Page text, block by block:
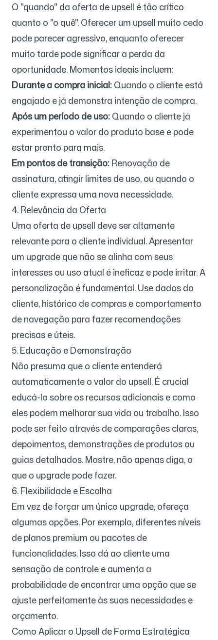
O "quando" da oferta de upsell é tão crítico
quanto o "o quê". Oferecer um upsell muito cedo
pode parecer agressivo, enquanto oferecer
muito tarde pode significar a perda da
oportunidade. Momentos ideais incluem:
Durante a compra inicial:Quando o cliente está
engajado e já demonstra intenção de compra.
Após um período de uso:Quando o cliente já
experimentou o valor do produto base e pode
estar pronto para mais.
Em pontos de transição:Renovação de
assinatura, atingir limites de uso, ou quando o
cliente expressa uma nova necessidade.
4. Relevância da Oferta
Uma oferta de upsell deve ser altamente
relevante para o cliente individual. Apresentar
um upgrade que não se alinha com seus
interesses ou uso atual é ineficaz e pode irritar. A
personalização é fundamental. Use dados do
cliente, histórico de compras e comportamento
de navegação para fazer recomendações
precisas e úteis.
5. Educação e Demonstração
Não presuma que o cliente entenderá
automaticamente o valor do upsell. É crucial
educá-lo sobre os recursos adicionais e como
eles podem melhorar sua vida ou trabalho. Isso
pode ser feito através de comparações claras,
depoimentos, demonstrações de produtos ou
guias detalhados. Mostre, não apenas diga, o
que o upgrade pode fazer.
6. Flexibilidade e Escolha
Em vez de forçar um único upgrade, ofereça
algumas opções. Por exemplo, diferentes níveis
de planos premium ou pacotes de
funcionalidades. Isso dá ao cliente uma
sensação de controle e aumenta a
probabilidade de encontrar uma opção que se
ajuste perfeitamente às suas necessidades e
orçamento.
Como Aplicar o Upsell de Forma Estratégica